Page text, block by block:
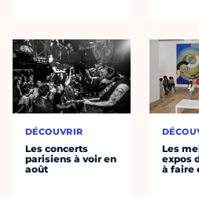
DÉCOUVRIR
Les concerts
parisiens à voir en
août
Les
expos
à faire